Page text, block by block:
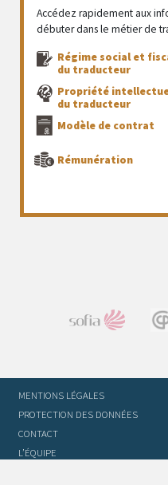
Accédez rapidement aux
débuter dans le métier de
Régime social et
du traducteur
Propriété
du traducteur
Modèle de contrat
Rémunération
MENTIONS LÉGALES
PROTECTION DES DONNÉES
CONTACT
L’ÉQUIPE